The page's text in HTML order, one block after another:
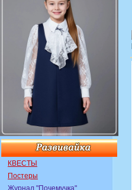
КВЕСТЫ
Постеры